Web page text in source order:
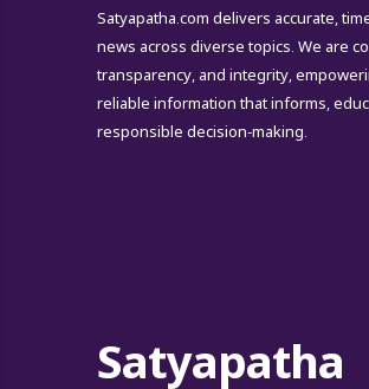
Satyapatha.com delivers accurate,
news across diverse topics. We are
transparency, and integrity,
reliable information that informs,
responsible decision-making.
Satyapatha